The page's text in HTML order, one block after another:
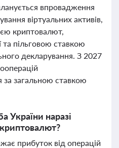
впровадження
віртуальних активів,
криптовалют,
та пільговою ставкою
декларування. З 2027
за загальною ставкою
України наразі
прибуток від операцій